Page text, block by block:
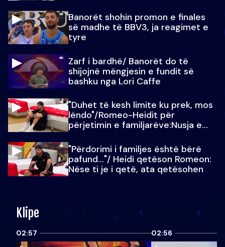
Banorët shohin promon e finales
së madhe të BBV3, ja reagimet e
tyre
Zarf i bardhë/ Banorët do të
shijojnë mëngjesin e fundit së
bashku nga Lori Caffe
"Duhet të kesh limite ku prek, mos
lëndo"/Romeo-Heidit për
përjetimin e familjarëve:Nusja e
"Përdorimi i familjes është bërë
pafund…"/ Heidi qetëson Romeon:
Nëse ti je i qetë, ata qetësohen
Klipe
02:57 02:56